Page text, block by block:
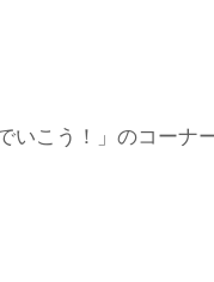
いこう！」のコーナ